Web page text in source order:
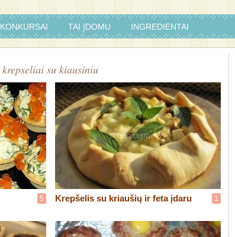
KONKURSAI TAI ĮDOMU INGREDIENTAI
su kiausiniu
5 Krepšelis su kriaušių ir feta įdaru 1